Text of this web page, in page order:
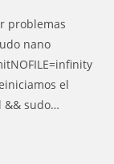
problemas
nano
el
&& sudo…